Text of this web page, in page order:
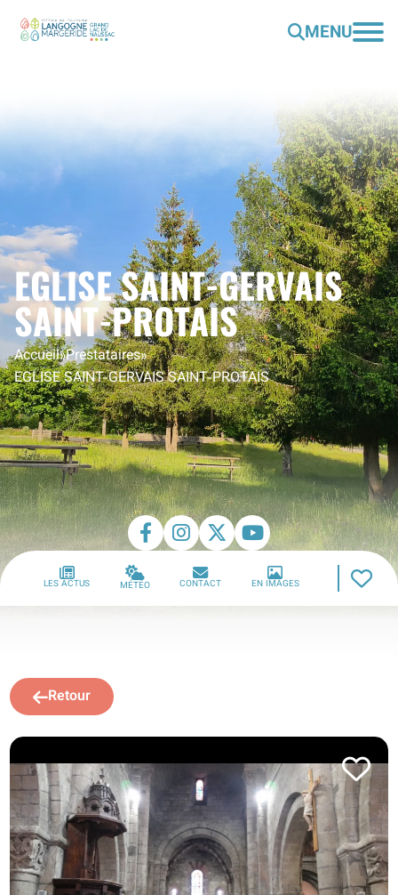
MENU
EGLISE SAINT-GERVAIS
SAINT-PROTAIS
Accueil»Prestataires»
EGLISE SAINT-GERVAIS SAINT-PROTAIS
LES ACTUS MÉTÉO CONTACT EN IMAGES
Retour